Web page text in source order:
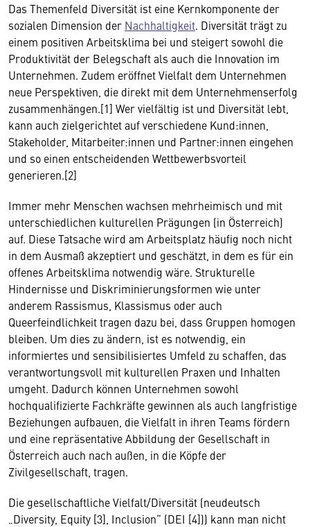
Das Themenfeld Diversität ist eine Kernkomponente der
sozialen Dimension der Nachhaltigkeit. Diversität trägt zu
einem positiven Arbeitsklima bei und steigert sowohl die
Produktivität der Belegschaft als auch die Innovation im
Unternehmen. Zudem eröffnet Vielfalt dem Unternehmen
neue Perspektiven, die direkt mit dem Unternehmenserfolg
zusammenhängen.[1] Wer vielfältig ist und Diversität lebt,
kann auch zielgerichtet auf verschiedene Kund:innen,
Stakeholder, Mitarbeiter:innen und Partner:innen eingehen
und so einen entscheidenden Wettbewerbsvorteil
generieren.[2]
Immer mehr Menschen wachsen mehrheimisch und mit
unterschiedlichen kulturellen Prägungen (in Österreich)
auf. Diese Tatsache wird am Arbeitsplatz häufig noch nicht
in dem Ausmaß akzeptiert und geschätzt, in dem es für ein
offenes Arbeitsklima notwendig wäre. Strukturelle
Hindernisse und Diskriminierungsformen wie unter
anderem Rassismus, Klassismus oder auch
Queerfeindlichkeit tragen dazu bei, dass Gruppen homogen
bleiben. Um dies zu ändern, ist es notwendig, ein
informiertes und sensibilisiertes Umfeld zu schaffen, das
verantwortungsvoll mit kulturellen Praxen und Inhalten
umgeht. Dadurch können Unternehmen sowohl
hochqualifizierte Fachkräfte gewinnen als auch langfristige
Beziehungen aufbauen, die Vielfalt in ihren Teams fördern
und eine repräsentative Abbildung der Gesellschaft in
Österreich auch nach außen, in die Köpfe der
Zivilgesellschaft, tragen.
Die gesellschaftliche Vielfalt/Diversität (neudeutsch
„Diversity, Equity [3], Inclusion“ (DEI [4])) kann man nicht